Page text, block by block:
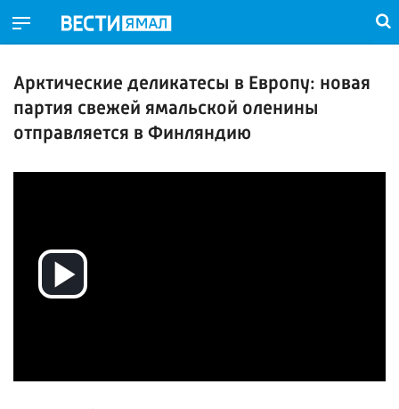
Арктические деликатесы в Европу: новая
партия свежей ямальской оленины
отправляется в Финляндию
Воспроизвести
видео